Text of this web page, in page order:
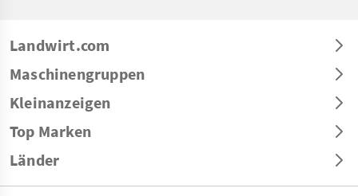
Landwirt.com
Maschinengruppen
Kleinanzeigen
Top Marken
Länder